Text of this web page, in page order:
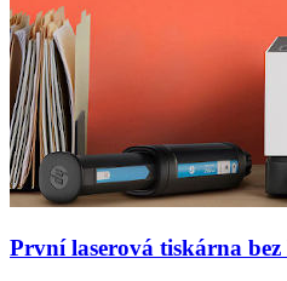
První laserová tiskárna bez